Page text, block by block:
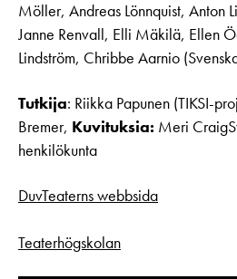
Möller, Andreas Lönnquist, Anton
Janne Renvall, Elli Mäkilä, Ellen
Lindström, Chribbe Aarnio
Tutkija: Riikka Papunen (TIKSI-
Bremer, Kuvituksia: Meri
henkilökunta
DuvTeaterns webbsida
Teaterhögskolan